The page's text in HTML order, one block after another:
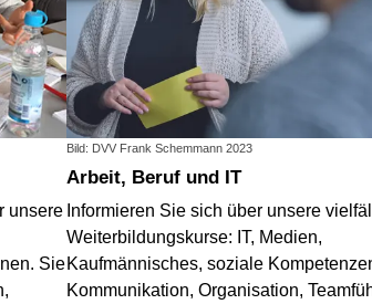
unsere
Sie
Bild: DVV Frank Schemmann 2023
Arbeit, Beruf und IT
Informieren Sie sich über unsere
Weiterbildungskurse: IT, Medien,
Kaufmännisches, soziale
Kommunikation, Organisation,